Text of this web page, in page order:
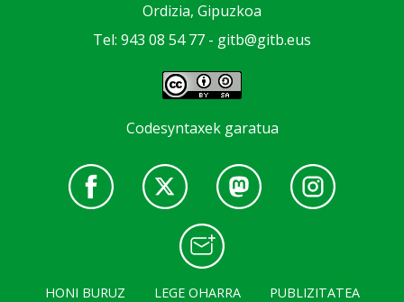
Ordizia, Gipuzkoa
Tel: 943 08 54 77 - gitb@gitb.eus
Codesyntaxek garatua
HONI BURUZ LEGE OHARRA
PUBLIZITATEA